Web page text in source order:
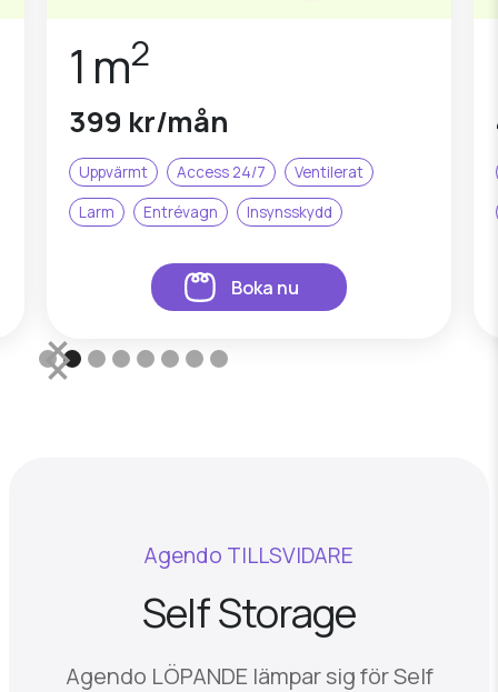
1 m2
399 kr/mån
Uppvärmt Access 24/7
Ventilerat
Larm
Entrévagn Insynsskydd
Boka nu
Slide 2 of 8.
Agendo TILLSVIDARE
Self Storage
Agendo LÖPANDE lämpar sig för Self